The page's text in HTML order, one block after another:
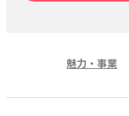
魅力・事業